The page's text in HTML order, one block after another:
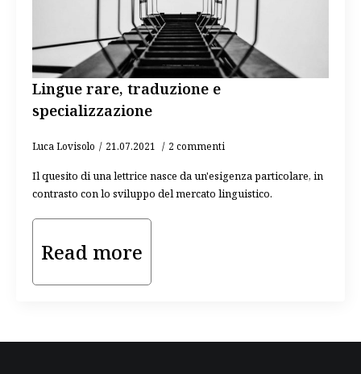
Lingue rare, traduzione e
specializzazione
Luca Lovisolo 21.07.2021 2 commenti
Il quesito di una lettrice nasce da un'esigenza particolare, in
contrasto con lo sviluppo del mercato linguistico.
Read more